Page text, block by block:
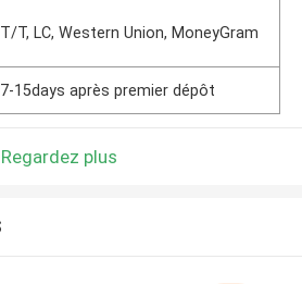
T/T, LC, Western Union, MoneyGram
7-15days après premier dépôt
Regardez plus